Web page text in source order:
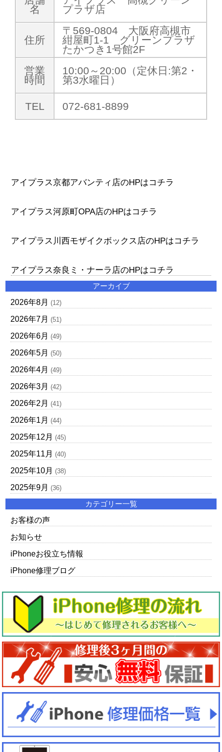
名
プラザ店
住所
〒569-0804 大阪府高槻市
紺屋町1-1 グリーンプラザ
たかつき1号館2F
営業
時間
10:00～20:00（定休日:第2・
第3水曜日）
TEL 072-681-8899
アイプラス京都アバンティ店のHPはコチラ
アイプラス河原町OPA店のHPはコチラ
アイプラス川西モザイクボックス店のHPはコチラ
アイプラス奈良ミ・ナーラ店のHPはコチラ
アーカイブ
2026年8月 (12)
2026年7月 (51)
2026年6月 (49)
2026年5月 (50)
2026年4月 (49)
2026年3月 (42)
2026年2月 (41)
2026年1月 (44)
2025年12月 (45)
2025年11月 (40)
2025年10月 (38)
2025年9月 (36)
カテゴリー一覧
お客様の声
お知らせ
iPhoneお役立ち情報
iPhone修理ブログ